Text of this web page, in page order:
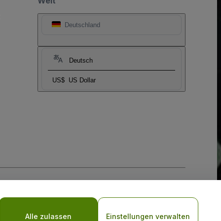
Deutschland
Deutsch
US$ US Dollar
RichtlinieundDatenschutzrichtlinie für Mobilanwendungen
Alle zulassen Einstellungen verwalten